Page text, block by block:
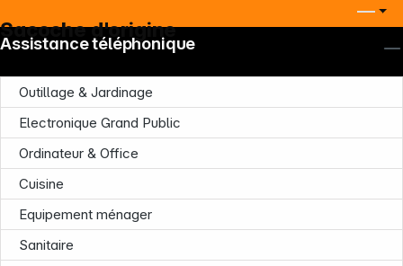
Sacoche d'origine
Outillage & Jardinage
Electronique Grand Public
Ordinateur & Office
Cuisine
Equipement ménager
Sanitaire
Assistance téléphonique